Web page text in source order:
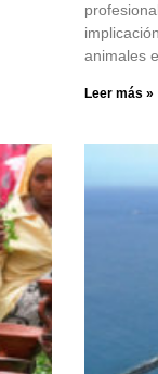
animales
Leer más »